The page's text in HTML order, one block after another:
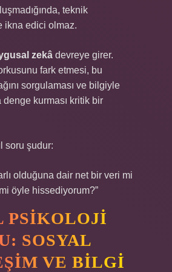
teknik
ikna edici olmaz.
zekâ devreye girer.
fark etmesi, bu
sorgulaması ve bilgiyle
denge kurması kritik bir
soru şudur:
olduğuna dair net bir veri mi
öyle hissediyorum?”
PSIKOLOJI
SOSYAL
VE BILGI